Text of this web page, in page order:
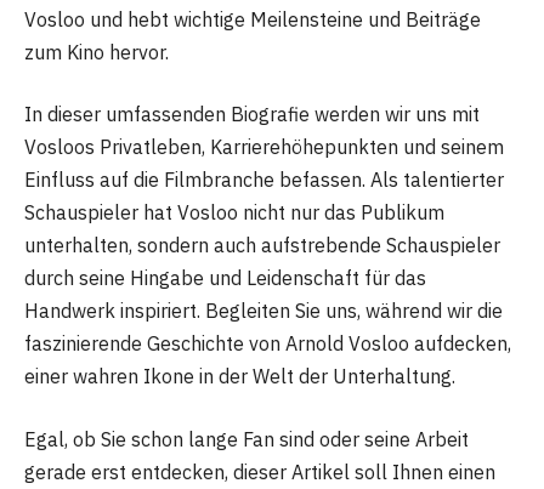
Vosloo und hebt wichtige Meilensteine ​​und Beiträge
zum Kino hervor.
In dieser umfassenden Biografie werden wir uns mit
Vosloos Privatleben, Karrierehöhepunkten und seinem
Einfluss auf die Filmbranche befassen. Als talentierter
Schauspieler hat Vosloo nicht nur das Publikum
unterhalten, sondern auch aufstrebende Schauspieler
durch seine Hingabe und Leidenschaft für das
Handwerk inspiriert. Begleiten Sie uns, während wir die
faszinierende Geschichte von Arnold Vosloo aufdecken,
einer wahren Ikone in der Welt der Unterhaltung.
Egal, ob Sie schon lange Fan sind oder seine Arbeit
gerade erst entdecken, dieser Artikel soll Ihnen einen